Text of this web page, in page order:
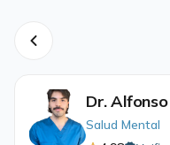
Dr.
Salud Mental